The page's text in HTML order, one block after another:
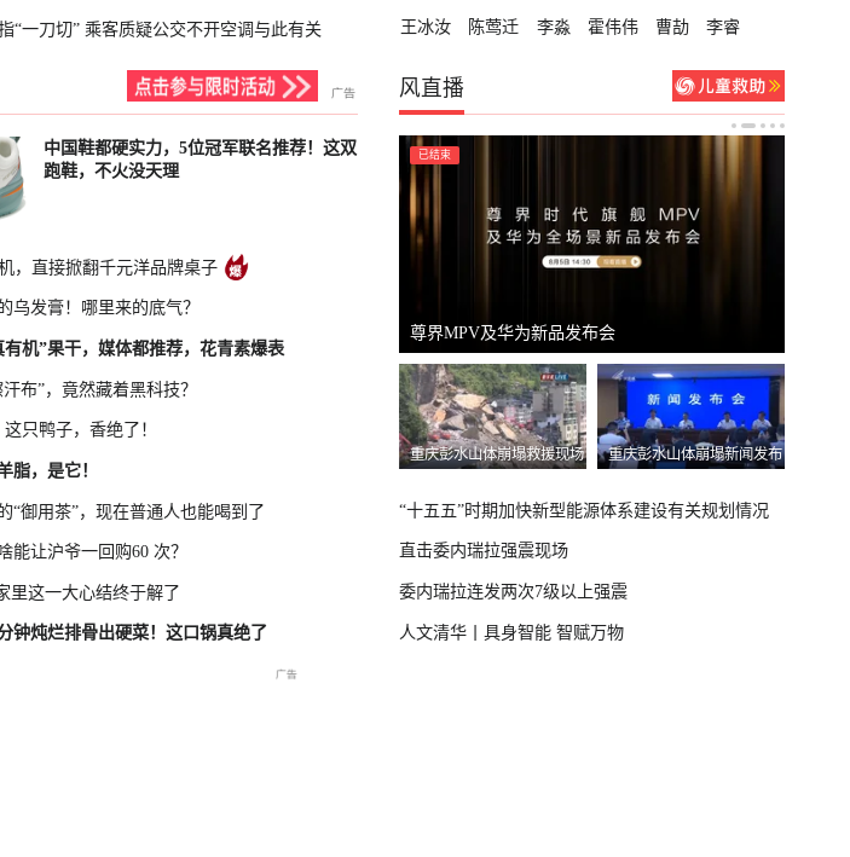
“一刀切” 乘客质疑公交不开空调与此有关 王冰汝 陈莺迁 李淼 霍伟伟 曹劼 李睿
中国鞋都硬实力，5位冠军联名推荐！这双
跑鞋，不火没天理
，直接掀翻千元洋品牌桌子
乌发膏！哪里来的底气？
机”果干，媒体都推荐，花青素爆表
布”，竟然藏着黑科技？
只鸭子，香绝了！
脂，是它！
“御用茶”，现在普通人也能喝到了
能让沪爷一回购60 次？
里这一大心结终于解了
钟炖烂排骨出硬菜！这口锅真绝了
风直播
已结束
最新进展
已结束
国新办：2026年上半年进出口情况
“十五五”时期加快新型能源体系建设有关规划情况
直击委内瑞拉强震现场
委内瑞拉连发两次7级以上强震
人文清华丨具身智能 智赋万物